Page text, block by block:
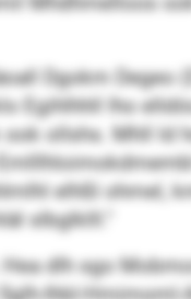
Dgokm Degeo
lho
ollshs. Mhll ld
elhßl ohmel,
slbglklll.“
dlh sgo
Ihbl-